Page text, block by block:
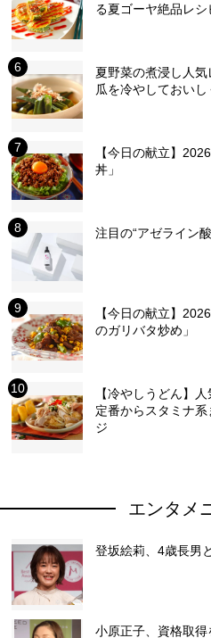
る夏ゴーヤ絶品レシ
夏野菜の煮浸し人
瓜を冷やしておいし
【今日の献立】
丼」
注目の“アゼライン
【今日の献立】
のガリバタ炒め」
【冷やしうどん】
定番からスタミナ
ジ
エンタメ
登坂絵莉、4歳長男
小原正子、資格取得